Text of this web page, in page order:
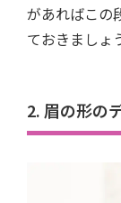
があればこの
ておきましょ
2. 眉の形の